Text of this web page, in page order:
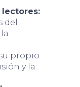
del
propio
y la